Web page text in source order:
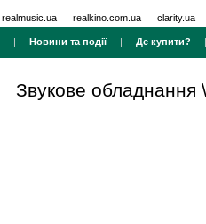
realmusic.ua realkino.com.ua clarity.ua
| Новини та події| Де купити?
Звукове обладнання